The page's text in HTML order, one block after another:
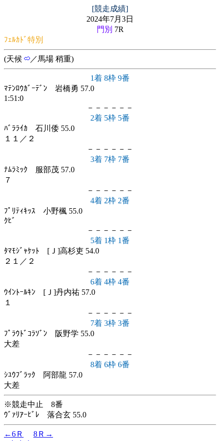
[競走成績]
2024年7月3日
門別 7R
ﾌｪﾙｶﾄﾞ特別
(天候 ／馬場 稍重)
1着 8枠 9番
ﾏﾃﾝﾛｳｶﾞｰﾃﾞﾝ 岩橋勇 57.0
1:51:0
－－－－－－
2着 5枠 5番
ﾊﾞﾗﾗｲｶ 石川倭 55.0
１１／２
－－－－－－
3着 7枠 7番
ﾅﾑﾗﾐｯｸ 服部茂 57.0
７
－－－－－－
4着 2枠 2番
ﾌﾟﾘﾃｨｷｯｽ 小野楓 55.0
ｸﾋﾞ
－－－－－－
5着 1枠 1番
ﾀﾏﾓｼﾞｬｹｯﾄ [Ｊ]高杉吏 54.0
２１／２
－－－－－－
6着 4枠 4番
ｳｲﾝﾄｰﾙｷﾝ [Ｊ]丹内祐 57.0
１
－－－－－－
7着 3枠 3番
ﾌﾟﾗｳﾄﾞｺﾗｿﾞﾝ 阪野学 55.0
大差
－－－－－－
8着 6枠 6番
ｼﾕｳﾌﾞﾗｯｸ 阿部龍 57.0
大差
※競走中止 8番
ｳﾞｧﾘｱｰﾋﾞﾚ 落合玄 55.0
←6Ｒ
8Ｒ→